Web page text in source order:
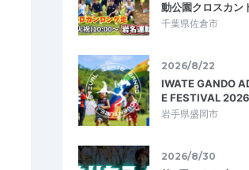
動公園クロスカン
千葉県佐倉市
2026/8/22
IWATE GANDO
E FESTIVAL 2026
岩手県盛岡市
2026/8/30